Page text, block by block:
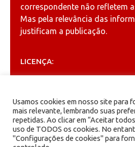
correspondente não refletem
Mas pela relevância das
justificam a publicação.
LICENÇA:
Creative Commons
ARQUIVOS
Usamos cookies em nosso site para
mais relevante, lembrando suas
repetidas. Ao clicar em “Aceitar
uso de TODOS os cookies. No
"Configurações de cookies" para